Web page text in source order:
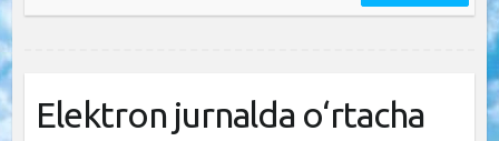
Elektron jurnalda o‘rtacha